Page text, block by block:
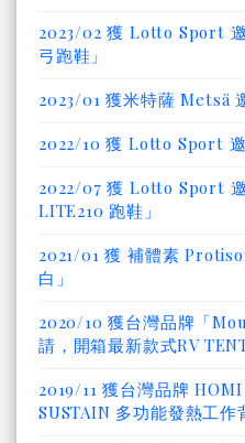
2023/02 獲 Lotto Sport
弓跑鞋」
2023/01 獲米特薩 Metsä
2022/10 獲 Lotto Sport
2022/07 獲 Lotto Sport
LITE210 跑鞋」
2021/01 獲 補體素
白」
2020/10 獲台灣品牌「
請，開箱最新款式RV
2019/11 獲台灣品牌
SUSTAIN 多功能發熱工作